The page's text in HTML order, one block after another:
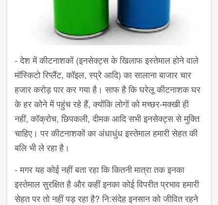
- देश में कीटनाशकों (इनसेक्ट्स के खिलाफ इस्तेमाल होने वाले
मॉस्किटो रिप्लैंट, कॉइल, स्प्रे आदि) का सालाना बाजार चार
हजार करोड़ पार कर गया है। साफ है कि घरेलू कीटनाशक घर
के हर कोने में पहुंच रहे हैं, क्योंकि लोगों को मच्छर-मक्खी ही
नहीं, कॉक्रोच, छिपकली, दीमक आदि सभी इनसेक्ट्स से मुक्ति
चाहिए। पर कीटनाशकों का अंधाधुंध इस्तेमाल हमारी सेहत की
बलि भी ले रहा है।
- मगर यह कोई नहीं बता रहा कि कितनी मात्रा तक इनका
इस्तेमाल सुरक्षित है और कहीं इनका कोई विपरीत प्रभाव हमारी
सेहत पर तो नहीं पड़ रहा है? नि:संदेह इनसान को जीवित रहने